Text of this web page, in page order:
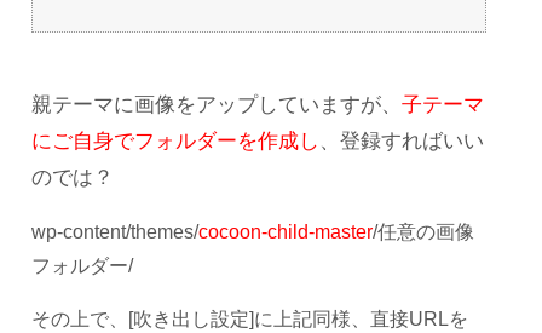
親テーマに画像をアップしていますが、 子テーマ
にご自身でフォルダーを作成し 、登録すればいい
のでは？
wp-content/themes/cocoon-child-master/任意の画像
フォルダー/
その上で、[吹き出し設定]に上記同様、直接URLを